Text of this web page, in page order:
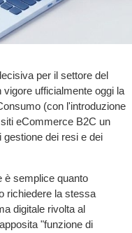
per il settore del
ufficialmente oggi la
(con l'introduzione
eCommerce B2C un
dei resi e dei
è semplice quanto
richiedere la stessa
digitale rivolta al
"funzione di